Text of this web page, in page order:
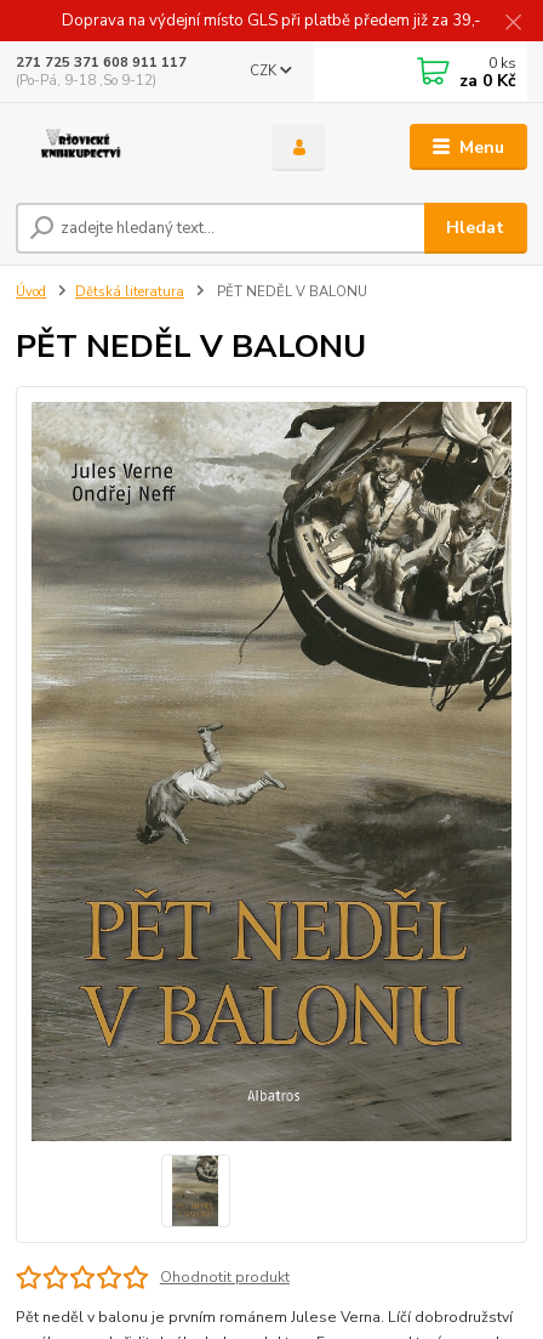
Doprava na výdejní místo GLS při platbě předem již za 39,-
Menu
CZK
Hledat
271 725 371 608 911 117
(Po-Pá, 9-18 ,So 9-12)
0 ks
za 0 Kč
Úvod Dětská literatura PĚT NEDĚL V BALONU
PĚT NEDĚL V BALONU
Ohodnotit produkt
Pět neděl v balonu je prvním románem Julese Verna. Líčí dobrodružství